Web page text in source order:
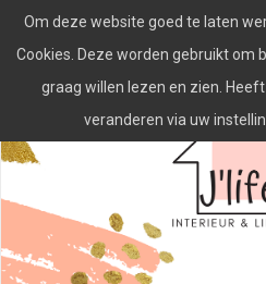
naar
inhoud
Om deze website goed te laten
Cookies. Deze worden gebruikt om
graag willen lezen en zien.
veranderen via uw